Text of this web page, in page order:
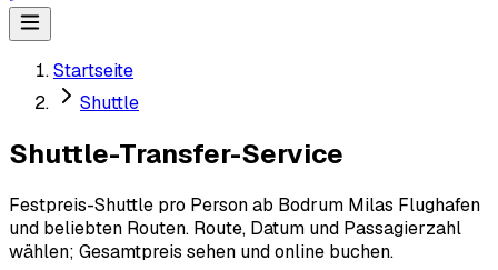
Startseite
Shuttle
Shuttle-Transfer-Service
Festpreis-Shuttle pro Person ab Bodrum Milas Flughafen
und beliebten Routen. Route, Datum und Passagierzahl
wählen; Gesamtpreis sehen und online buchen.